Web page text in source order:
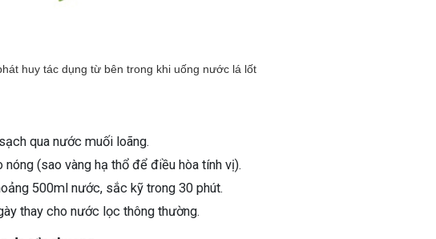
huy tác dụng từ bên trong khi uống nước lá lốt
qua nước muối loãng.
(sao vàng hạ thổ để điều hòa tính vị).
500ml nước, sắc kỹ trong 30 phút.
thay cho nước lọc thông thường.